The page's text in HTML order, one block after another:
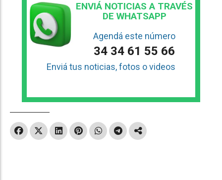
ENVIÁ NOTICIAS A TRAVÉS
DE WHATSAPP
Agendá este número
34 34 61 55 66
Enviá tus noticias, fotos o videos